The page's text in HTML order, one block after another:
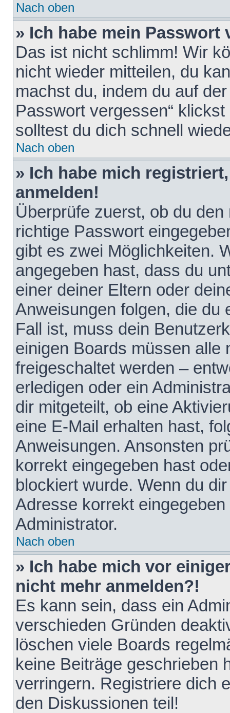
Nach oben
» Ich habe mein Passwort
Das ist nicht schlimm! Wir
nicht wieder mitteilen, du
machst du, indem du auf
Passwort vergessen“
solltest du dich schnell
Nach oben
» Ich habe mich
anmelden!
Überprüfe zuerst, ob du
richtige Passwort
gibt es zwei Möglichkeiten.
angegeben hast, dass du
einer deiner Eltern oder
Anweisungen folgen, die du
Fall ist, muss dein
einigen Boards müssen alle
freigeschaltet werden –
erledigen oder ein
dir mitgeteilt, ob eine
eine E-Mail erhalten hast,
Anweisungen. Ansonsten
korrekt eingegeben hast
blockiert wurde. Wenn du
Adresse korrekt
Administrator.
Nach oben
» Ich habe mich vor
nicht mehr anmelden?!
Es kann sein, dass ein
verschieden Gründen
löschen viele Boards
keine Beiträge geschrieben
verringern. Registriere dich
den Diskussionen teil!